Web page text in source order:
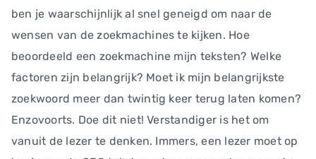
ben je waarschijnlijk al snel geneigd om naar de
wensen van de zoekmachines te kijken. Hoe
beoordeeld een zoekmachine mijn teksten? Welke
factoren zijn belangrijk? Moet ik mijn belangrijkste
zoekwoord meer dan twintig keer terug laten komen?
Enzovoorts. Doe dit niet! Verstandiger is het om
vanuit de lezer te denken. Immers, een lezer moet op